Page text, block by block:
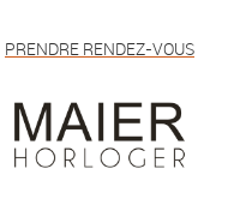
PRENDRE RENDEZ-VOUS